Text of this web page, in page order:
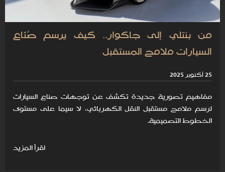
من بنتلي إلى جاكوار.. كيف يرسم صُنّاع
السيارات ملامح المستقبل
25 أكتوبر 2025
مفاهيم تصورية جديدة تكشف عن توجهات صناع السيارات
لرسم ملامح مستقبل النقل الكهربائي، لا سيما على مستوى
الخطوط التصميمية.
اقرأ المزيد